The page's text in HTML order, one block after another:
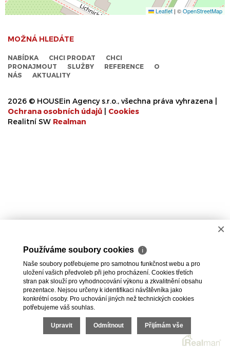
Leaflet | ©OpenStreetMap
MOŽNÁ HLEDÁTE
NABÍDKA CHCI PRODAT
CHCI
PRONAJMOUT
SLUŽBY REFERENCE
O
NÁS
AKTUALITY
2026 © HOUSEin Agency s.r.o., všechna práva vyhrazena |
Ochrana osobních údajů
Cookies
Realitní SW Realman
×
Používáme soubory cookies ℹ
Naše soubory potřebujeme pro samotnou funkčnost webu a pro
uložení vašich předvoleb při jeho procházení. Cookies třetích
stran pak slouží pro vyhodnocování výkonu a zkvalitnění obsahu
prezentace. Nejsou určeny k identifikaci návštěvníka jako
konkrétní osoby. Pro uchování jiných než technických cookies
potřebujeme váš souhlas.
Upravit Odmítnout Přijímám vše